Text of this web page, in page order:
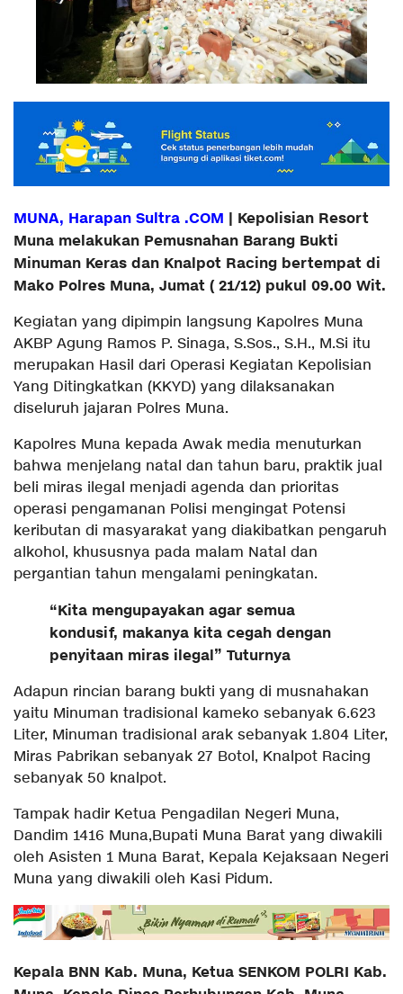
MUNA, Harapan Sultra .COM | Kepolisian Resort
Muna melakukan Pemusnahan Barang Bukti
Minuman Keras dan Knalpot Racing bertempat di
Mako Polres Muna, Jumat ( 21/12) pukul 09.00 Wit.
Kegiatan yang dipimpin langsung Kapolres Muna
AKBP Agung Ramos P. Sinaga, S.Sos., S.H., M.Si itu
merupakan Hasil dari Operasi Kegiatan Kepolisian
Yang Ditingkatkan (KKYD) yang dilaksanakan
diseluruh jajaran Polres Muna.
Kapolres Muna kepada Awak media menuturkan
bahwa menjelang natal dan tahun baru, praktik jual
beli miras ilegal menjadi agenda dan prioritas
operasi pengamanan Polisi mengingat Potensi
keributan di masyarakat yang diakibatkan pengaruh
alkohol, khususnya pada malam Natal dan
pergantian tahun mengalami peningkatan.
“Kita mengupayakan agar semua
kondusif, makanya kita cegah dengan
penyitaan miras ilegal” Tuturnya
Adapun rincian barang bukti yang di musnahakan
yaitu Minuman tradisional kameko sebanyak 6.623
Liter, Minuman tradisional arak sebanyak 1.804 Liter,
Miras Pabrikan sebanyak 27 Botol, Knalpot Racing
sebanyak 50 knalpot.
Tampak hadir Ketua Pengadilan Negeri Muna,
Dandim 1416 Muna,Bupati Muna Barat yang diwakili
oleh Asisten 1 Muna Barat, Kepala Kejaksaan Negeri
Muna yang diwakili oleh Kasi Pidum.
Kepala BNN Kab. Muna, Ketua SENKOM POLRI Kab.